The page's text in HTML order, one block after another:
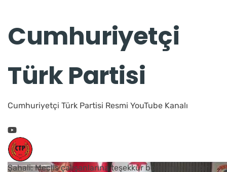
Cumhuriyetçi
Türk Partisi
Cumhuriyetçi Türk Partisi Resmi YouTube Kanalı
Şahali: Meclis çalışanlarına teşekkür borcumuz vardır